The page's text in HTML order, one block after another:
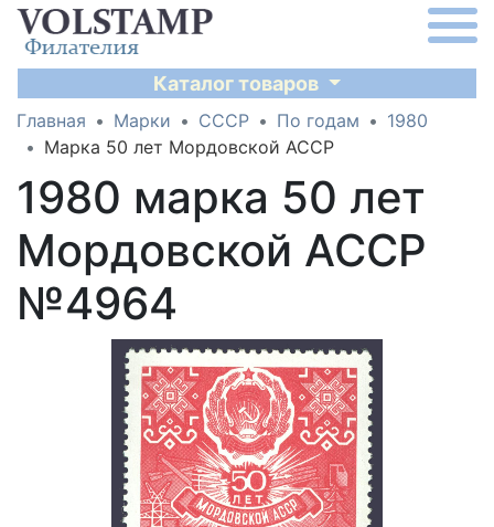
Каталог товаров
Главная Марки СССР По годам
1980
Марка 50 лет Мордовской АССР
1980 марка 50 лет
Мордовской АССР
№4964